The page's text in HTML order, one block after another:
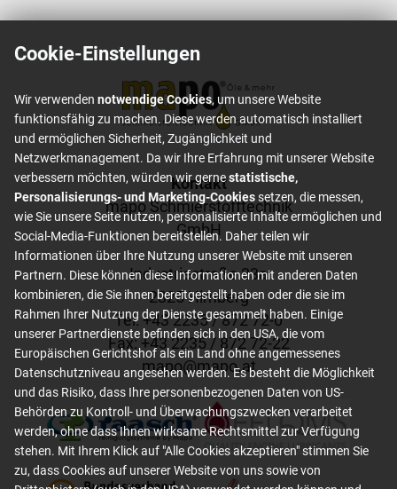
Footer content
Kontakt
mapo Schmierstofftechnik
GmbH
Industriestraße 23a
2325 Himberg
Tel: +43 2235 / 872 72-0
Fax: +43 2235 / 872 72-22
mapo@mapo.at
Cookie-Einstellungen
Wir verwenden notwendige Cookies, um unsere Website
funktionsfähig zu machen. Diese werden automatisch installiert
und ermöglichen Sicherheit, Zugänglichkeit und
Netzwerkmanagement. Da wir Ihre Erfahrung mit unserer Website
verbessern möchten, würden wir gernestatistische,
Personalisierungs- und Marketing-Cookiessetzen, die messen,
wie Sie unsere Seite nutzen, personalisierte Inhalte ermöglichen und
Social-Media-Funktionen bereitstellen. Daher teilen wir
Informationen über Ihre Nutzung unserer Website mit unseren
Partnern. Diese können diese Informationen mit anderen Daten
kombinieren, die Sie ihnen bereitgestellt haben oder die sie im
Rahmen Ihrer Nutzung der Dienste gesammelt haben. Einige
unserer Partnerdienste befinden sich in den USA, die vom
Europäischen Gerichtshof als ein Land ohne angemessenes
Datenschutzniveau angesehen werden. Es besteht die Möglichkeit
und das Risiko, dass Ihre personenbezogenen Daten von US-
Behörden zu Kontroll- und Überwachungszwecken verarbeitet
werden, ohne dass Ihnen wirksame Rechtsmittel zur Verfügung
stehen. Mit Ihrem Klick auf "Alle Cookies akzeptieren" stimmen Sie
zu, dass Cookies auf unserer Website von uns sowie von